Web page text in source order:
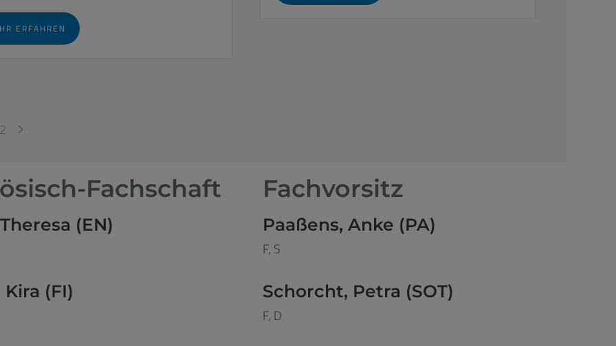
ERFAHREN
2
Fachschaft
(EN)
(FI)
Fachvorsitz
Paaßens, Anke (PA)
F, S
Schorcht, Petra (SOT)
F, D